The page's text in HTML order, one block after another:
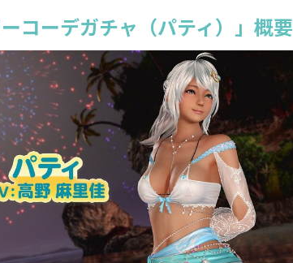
コーデガチャ（パティ）」概要